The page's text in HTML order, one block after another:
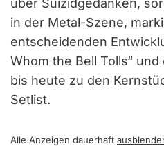
über Suizidgedanken,
in der Metal-Szene,
entscheidenden
Whom the Bell Tolls“
bis heute zu den
Setlist.
Alle Anzeigen dauerhaft